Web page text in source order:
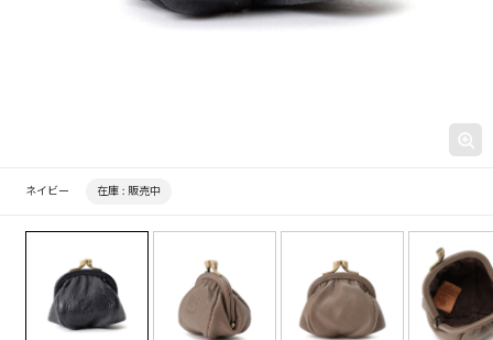
ネイビー 在庫 : 販売中